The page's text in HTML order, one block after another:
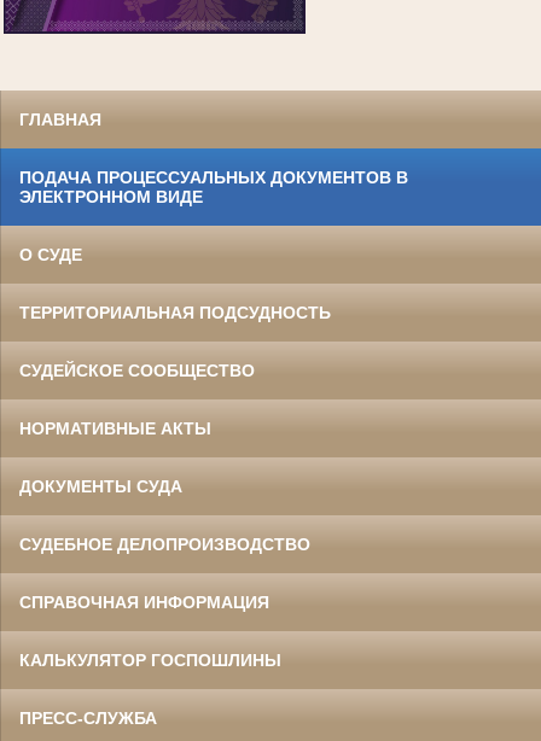
ГЛАВНАЯ
ПОДАЧА ПРОЦЕССУАЛЬНЫХ ДОКУМЕНТОВ В
ЭЛЕКТРОННОМ ВИДЕ
О СУДЕ
ТЕРРИТОРИАЛЬНАЯ ПОДСУДНОСТЬ
СУДЕЙСКОЕ СООБЩЕСТВО
НОРМАТИВНЫЕ АКТЫ
ДОКУМЕНТЫ СУДА
СУДЕБНОЕ ДЕЛОПРОИЗВОДСТВО
СПРАВОЧНАЯ ИНФОРМАЦИЯ
КАЛЬКУЛЯТОР ГОСПОШЛИНЫ
ПРЕСС-СЛУЖБА